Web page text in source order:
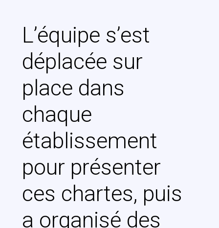
L’équipe s’est
déplacée sur
place dans
chaque
établissement
pour présenter
ces chartes, puis
a organisé des